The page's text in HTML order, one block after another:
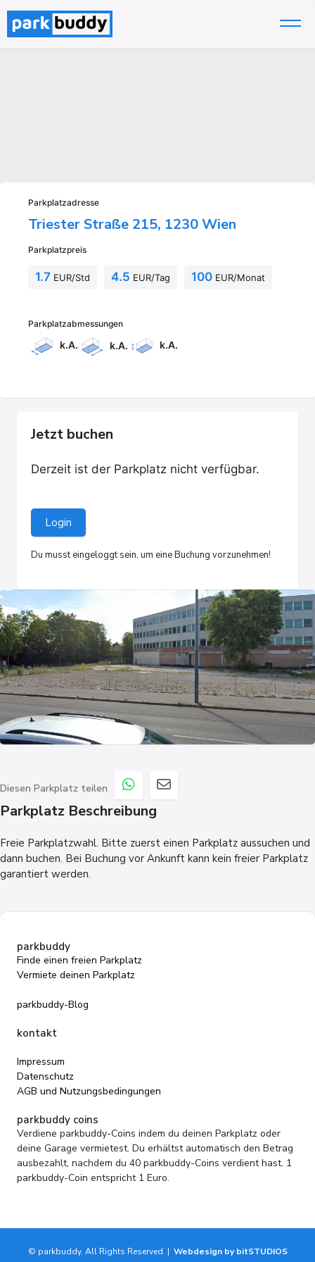
Zum
Inhalt
Parkplatzadresse
Triester Straße 215, 1230 Wien
Parkplatzpreis
1.7 EUR/Std 4.5 EUR/Tag 100 EUR/Monat
Parkplatzabmessungen
k.A. k.A. k.A.
Diesen Parkplatz teilen
Parkplatz Beschreibung
Freie Parkplatzwahl. Bitte zuerst einen Parkplatz aussuchen und
dann buchen. Bei Buchung vor Ankunft kann kein freier Parkplatz
garantiert werden.
Jetzt buchen
Derzeit ist der Parkplatz nicht verfügbar.
Login
Du musst eingeloggt sein, um eine Buchung vorzunehmen!
parkbuddy
Finde einen freien Parkplatz
Vermiete deinen Parkplatz
parkbuddy-Blog
kontakt
Impressum
Datenschutz
AGB und Nutzungsbedingungen
parkbuddy coins
Verdiene parkbuddy-Coins indem du deinen Parkplatz oder
deine Garage vermietest. Du erhältst automatisch den Betrag
ausbezahlt, nachdem du 40 parkbuddy-Coins verdient hast. 1
parkbuddy-Coin entspricht 1 Euro.
© parkbuddy. All Rights Reserved. | Webdesign by bitSTUDIOS